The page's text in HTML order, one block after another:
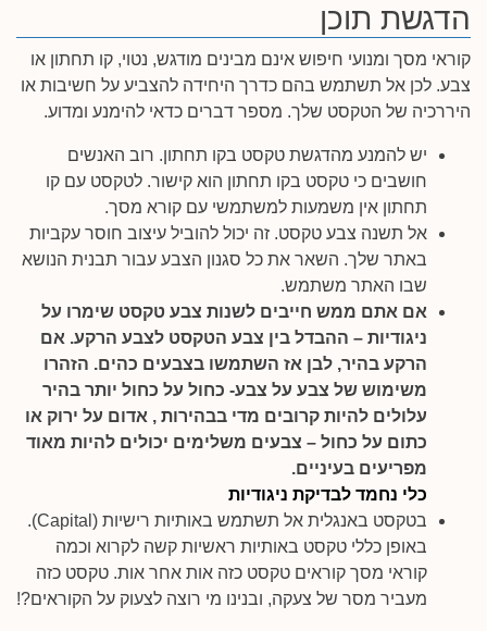
הדגשת תוכן
קוראי מסך ומנועי חיפוש אינם מבינים מודגש, נטוי, קו תחתון או
צבע. לכן אל תשתמש בהם כדרך היחידה להצביע על חשיבות או
היררכיה של הטקסט שלך. מספר דברים כדאי להימנע ומדוע.
יש להמנע מהדגשת טקסט בקו תחתון. רוב האנשים
חושבים כי טקסט בקו תחתון הוא קישור. לטקסט עם קו
תחתון אין משמעות למשתמשי עם קורא מסך.
אל תשנה צבע טקסט. זה יכול להוביל עיצוב חוסר עקביות
באתר שלך. השאר את כל סגנון הצבע עבור תבנית הנושא
שבו האתר משתמש.
אם אתם ממש חייבים לשנות צבע טקסט שימרו על
ניגודיות – ההבדל בין צבע הטקסט לצבע הרקע. אם
הרקע בהיר, לבן אז השתמשו בצבעים כהים. הזהרו
משימוש של צבע על צבע- כחול על כחול יותר בהיר
עלולים להיות קרובים מדי בבהירות , אדום על ירוק או
כתום על כחול – צבעים משלימים יכולים להיות מאוד
מפריעים בעיניים.
כלי נחמד לבדיקת ניגודיות
בטקסט באנגלית אל תשתמש באותיות רישיות (Capital).
באופן כללי טקסט באותיות ראשיות קשה לקרוא וכמה
קוראי מסך קוראים טקסט כזה אות אחר אות. טקסט כזה
מעביר מסר של צעקה, ובנינו מי רוצה לצעוק על הקוראים?!